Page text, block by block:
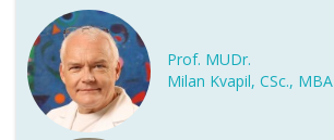
Prof. MUDr.
Milan Kvapil, CSc., MBA